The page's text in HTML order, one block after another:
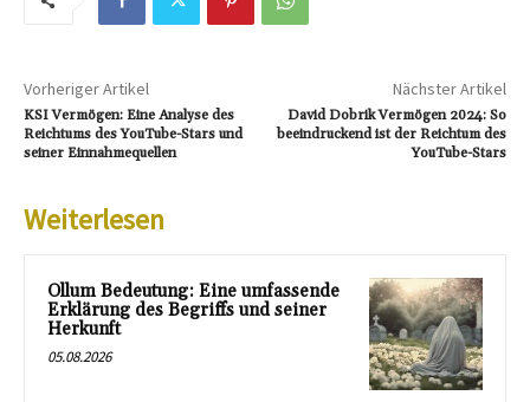
Vorheriger Artikel
KSI Vermögen: Eine Analyse des
Reichtums des YouTube-Stars und
seiner Einnahmequellen
Nächster Artikel
David Dobrik Vermögen 2024: So
beeindruckend ist der Reichtum des
YouTube-Stars
Weiterlesen
Ollum Bedeutung: Eine umfassende
Erklärung des Begriffs und seiner
Herkunft
05.08.2026